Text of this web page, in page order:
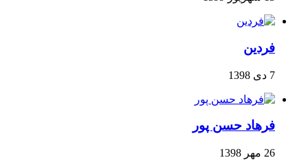
فردین
7 دی 1398
فرهاد حسن پور
26 مهر 1398